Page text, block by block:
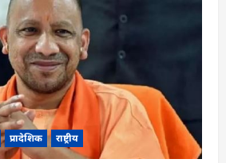
प्रादेशिक राष्ट्रीय